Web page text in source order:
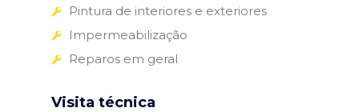
Pintura de interiores e exteriores
Impermeabilização
Reparos em geral
Visita técnica